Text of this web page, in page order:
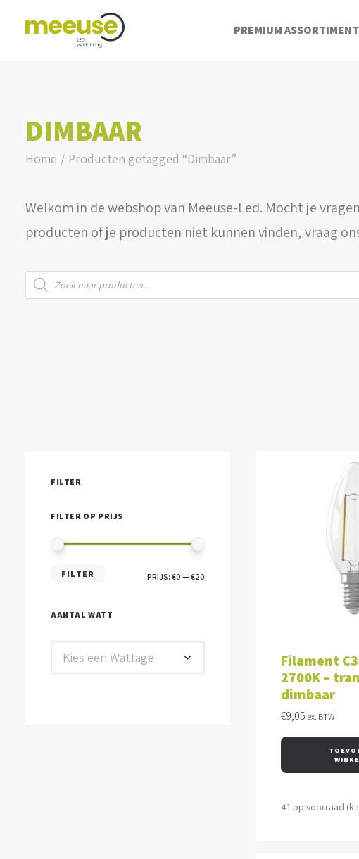
PREMIUM ASSORTIMENT
DIMBAAR
Home Producten getagged “Dimbaar”
Welkom in de webshop van Meeuse-Led. Mocht je
producten of je producten niet kunnen vinden, vraag
Producten
zoeken
FILTER
FILTER OP PRIJS
FILTER PRIJS: €0 — €20
AANTAL WATT
Kies een Wattage
Filament
2700K –
dimbaar
€9,05 ex. BTW
41 op voorraad